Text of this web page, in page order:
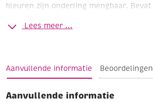
kleuren zijn onderling mengbaar. Bevat
getest.Lees meer ...
Aanvullende informatie
Aanvullende informatie